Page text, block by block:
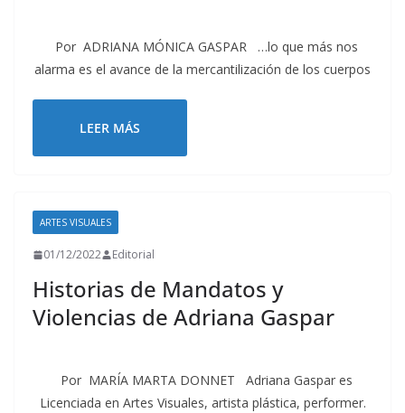
Por ADRIANA MÓNICA GASPAR …lo que más nos
alarma es el avance de la mercantilización de los cuerpos
LEER MÁS
ARTES VISUALES
01/12/2022 Editorial
Historias de Mandatos y
Violencias de Adriana Gaspar
Por MARÍA MARTA DONNET Adriana Gaspar es
Licenciada en Artes Visuales, artista plástica, performer.